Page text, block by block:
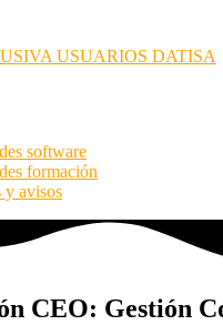
USUARIOS DATISA
software
formación
y avisos
CEO: Gestión